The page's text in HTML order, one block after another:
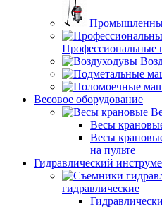
Профессиональные
Весовое оборудование
Весы
Весы
на пульте
Гидравлический
гидравлические